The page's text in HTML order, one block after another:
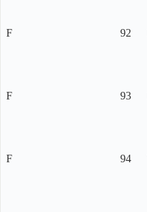
F 92
F 93
F 94